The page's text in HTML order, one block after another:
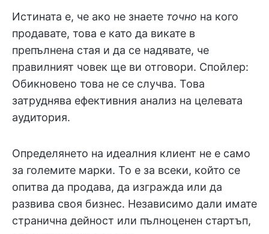
Истината е, че ако не знаете точно на кого
продавате, това е като да викате в
препълнена стая и да се надявате, че
правилният човек ще ви отговори. Спойлер:
Обикновено това не се случва. Това
затруднява ефективния анализ на целевата
аудитория.
Определянето на идеалния клиент не е само
за големите марки. То е за всеки, който се
опитва да продава, да изгражда или да
развива своя бизнес. Независимо дали имате
странична дейност или пълноценен стартъп,